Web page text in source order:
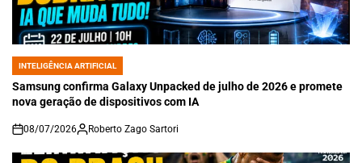
POSTED
IN
INTELIGÊNCIA ARTIFICIAL
Samsung confirma Galaxy Unpacked de julho de 2026 e promete
nova geração de dispositivos com IA
on
08/07/2026 Roberto Zago Sartori